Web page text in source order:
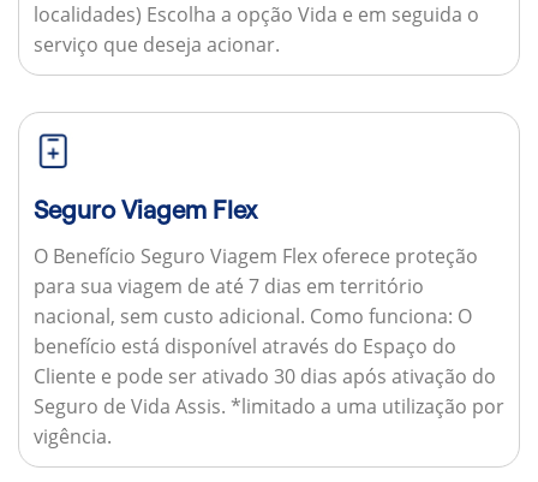
localidades) Escolha a opção Vida e em seguida o
serviço que deseja acionar.
Seguro Viagem Flex
O Benefício Seguro Viagem Flex oferece proteção
para sua viagem de até 7 dias em território
nacional, sem custo adicional. Como funciona: O
benefício está disponível através do Espaço do
Cliente e pode ser ativado 30 dias após ativação do
Seguro de Vida Assis. *limitado a uma utilização por
vigência.